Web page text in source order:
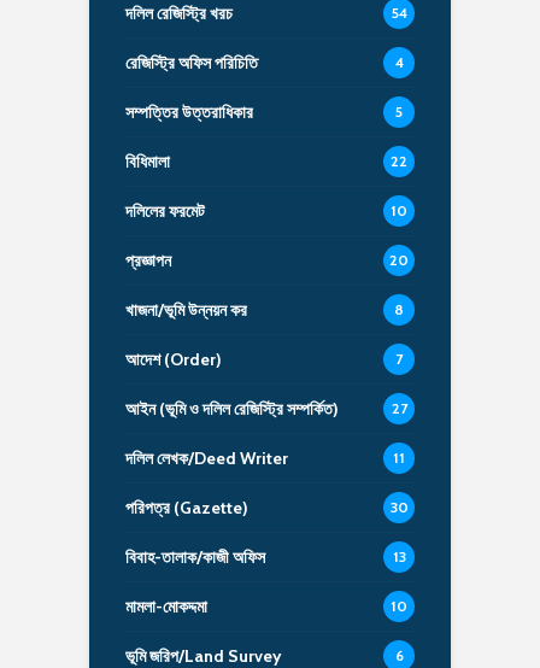
দলিল রেজিস্ট্রি খরচ 54
রেজিস্ট্রি অফিস পরিচিতি 4
সম্পত্তির উত্তরাধিকার 5
বিধিমালা 22
দলিলের ফরমেট 10
প্রজ্ঞাপন 20
খাজনা/ভূমি উন্নয়ন কর 8
আদেশ (Order) 7
আইন (ভূমি ও দলিল রেজিস্ট্রি সম্পর্কিত) 27
দলিল লেখক/Deed Writer 11
পরিপত্র (Gazette) 30
বিবাহ-তালাক/কাজী অফিস 13
মামলা-মোকদ্দমা 10
ভূমি জরিপ/Land Survey 6